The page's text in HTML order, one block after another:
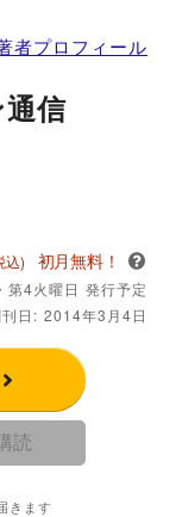
者プロフィール
信
込) 初月無料！
第4火曜日 発行予定
日: 2014年3月4日
読
きます